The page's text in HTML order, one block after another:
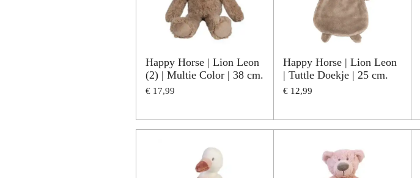
Happy Horse | Lion Leon
(2) | Multie Color | 38 cm.
€ 17,99
Happy Horse | Lion Leon
| Tuttle Doekje | 25 cm.
€ 12,99